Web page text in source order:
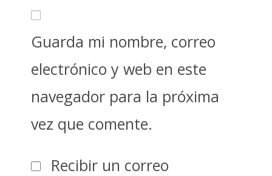
Guarda mi nombre, correo
electrónico y web en este
navegador para la próxima
vez que comente.
Recibir un correo